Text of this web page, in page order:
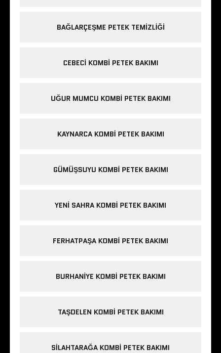
BAĞLARÇEŞME PETEK TEMIZLIĞI
CEBECI KOMBI PETEK BAKIMI
UĞUR MUMCU KOMBI PETEK BAKIMI
KAYNARCA KOMBI PETEK BAKIMI
GÜMÜŞSUYU KOMBI PETEK BAKIMI
YENI SAHRA KOMBI PETEK BAKIMI
FERHATPAŞA KOMBI PETEK BAKIMI
BURHANIYE KOMBI PETEK BAKIMI
TAŞDELEN KOMBI PETEK BAKIMI
SILAHTARAĞA KOMBI PETEK BAKIMI